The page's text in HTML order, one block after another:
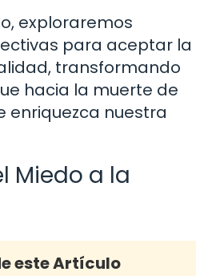
exploraremos
para aceptar la
transformando
hacia la muerte de
enriquezca nuestra
Miedo a la
este Artículo